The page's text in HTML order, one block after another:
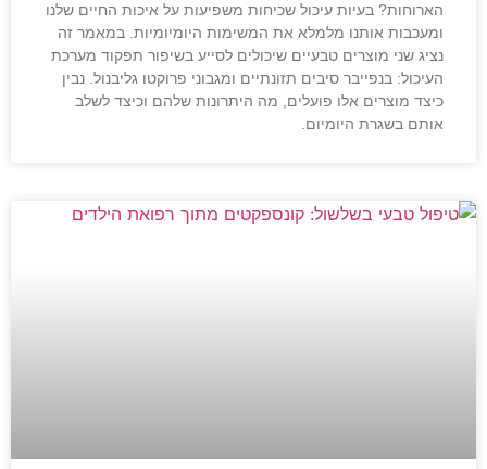
הארוחות? בעיות עיכול שכיחות משפיעות על איכות החיים שלנו
ומעכבות אותנו מלמלא את המשימות היומיומיות. במאמר זה
נציג שני מוצרים טבעיים שיכולים לסייע בשיפור תפקוד מערכת
העיכול: בנפייבר סיבים תזונתיים ומגבוני פרוקטו גליבנול. נבין
כיצד מוצרים אלו פועלים, מה היתרונות שלהם וכיצד לשלב
אותם בשגרת היומיום.